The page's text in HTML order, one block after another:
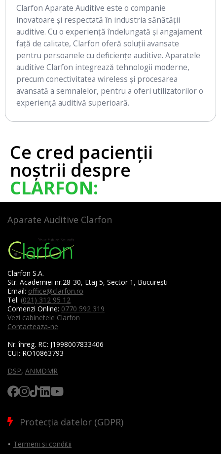
Clarfon Aparate Auditive este o companie
inovatoare și respectată în industria sănătății
auditive. Cu o experiență îndelungată și angajament
față de calitate, Clarfon oferă soluții avansate
pentru persoanele cu deficiențe auditive. Aparatele
auditive Clarfon integrează tehnologii moderne,
precum conectivitatea wireless și procesarea
avansată a semnalelor, pentru a oferi utilizatorilor o
experiență auditivă superioară.
Ce cred pacienții
noștrii despre
CLARFON:
Aparate Auditive Clarfon
Clarfon S.A.
Str. Academiei nr.28-30, Etaj 5, Sector 1, București
Email: office@clarfon.ro
Tel: (021) 312 95 12
Comenzi Online: 0770 592 319
Vezi cabinetele Clarfon
Contacteaza-ne
Nr. înreg. RC: J1998007833406
CUI: RO10863793
DSP, ANMDMR
Protecția datelor (GDPR)
Termeni si conditii